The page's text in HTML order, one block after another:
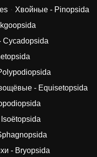
Хвойные - Pinopsida
Cycadopsida
- Equisetopsida
- Bryopsida